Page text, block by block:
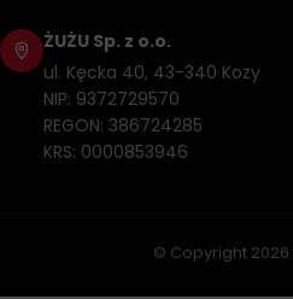
ŻUŻU Sp. z o.o.
ul. Kęcka 40, 43-340 Kozy
NIP: 9372729570
REGON: 386724285
KRS: 0000853946
© Copyright 2026